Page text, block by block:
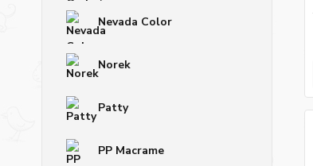
Nevada Color
Norek
Patty
PP Macrame